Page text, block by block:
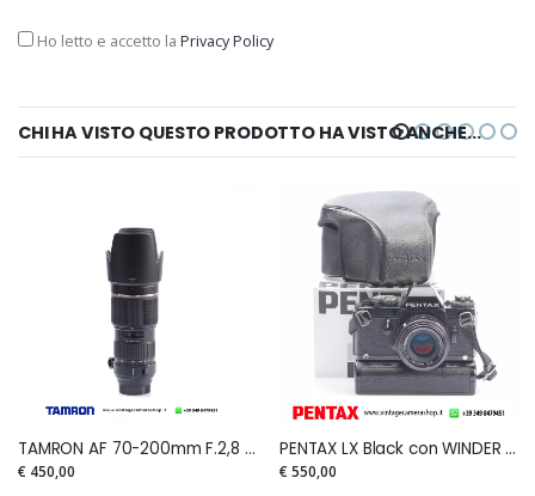
Ho letto e accetto la Privacy Policy
CHI HA VISTO QUESTO PRODOTTO HA VISTO ANCHE...
TAMRON AF 70-200mm F.2,8 (IF) MACRO DI SP for PENTAX
€ 450,00
PENTAX LX Black con WINDER LX + PENTAX-M SMC 50mm 1:1,7 e borsa LX Soft Case
€ 550,00